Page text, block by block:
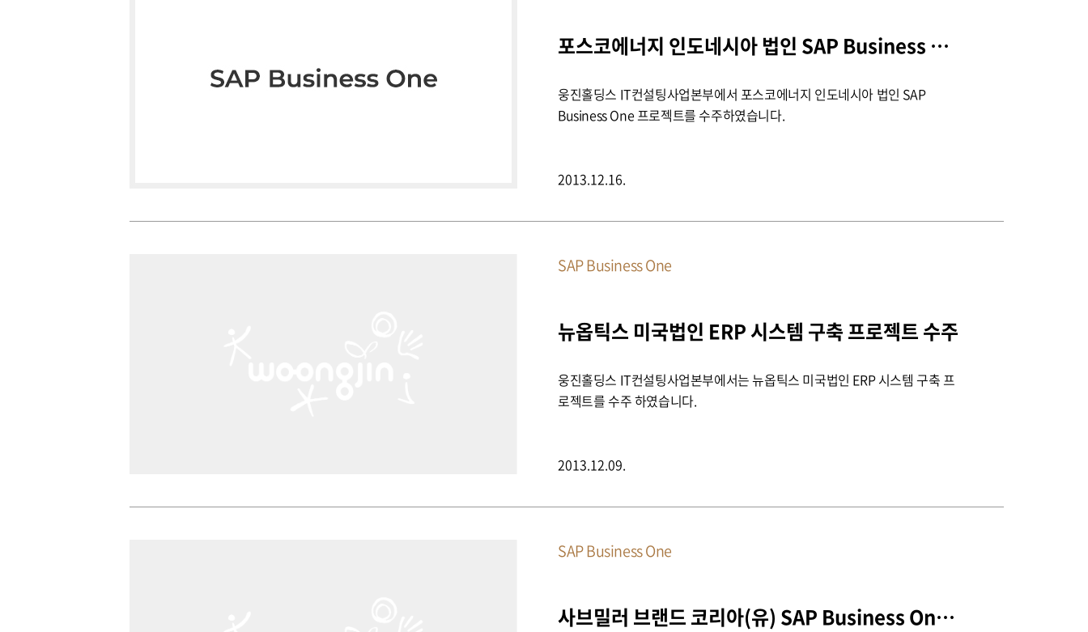
포스코에너지 인도네시아 법인 SAP Business One 프로젝트 수주
웅진홀딩스 IT컨설팅사업본부에서 포스코에너지 인도네시아 법인 SAP
Business One 프로젝트를 수주하였습니다.
2013.12.16.
SAP Business One
뉴옵틱스 미국법인 ERP 시스템 구축 프로젝트 수주
웅진홀딩스 IT컨설팅사업본부에서는 뉴옵틱스 미국법인 ERP 시스템 구축 프
로젝트를 수주 하였습니다.
2013.12.09.
SAP Business One
사브밀러 브랜드 코리아(유) SAP Business One 프로젝트